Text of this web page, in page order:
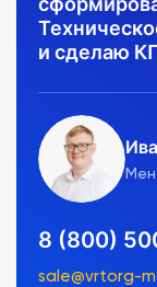
и сделаю
8 (800)
sale@vrtorg-